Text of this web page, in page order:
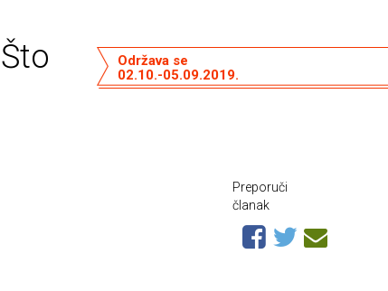
Održava se
02.10.-05.09.2019.
Preporuči
članak